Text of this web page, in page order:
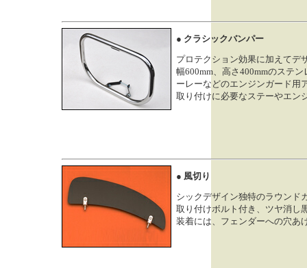
● クラシックバンパー
プロテクション効果に加えてデ
幅600mm、高さ400mmのステ
ーレーなどのエンジンガード用
取り付けに必要なステーやエン
● 風切り
シックデザイン独特のラウンド
取り付けボルト付き、ツヤ消し
装着には、フェンダーへの穴あ